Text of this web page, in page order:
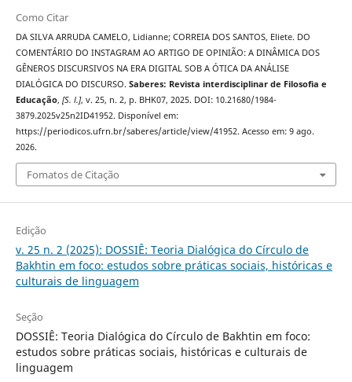
Como Citar
DA SILVA ARRUDA CAMELO, Lidianne; CORREIA DOS SANTOS, Eliete. DO
COMENTÁRIO DO INSTAGRAM AO ARTIGO DE OPINIÃO: A DINÂMICA DOS
GÊNEROS DISCURSIVOS NA ERA DIGITAL SOB A ÓTICA DA ANÁLISE
DIALÓGICA DO DISCURSO. Saberes: Revista interdisciplinar de Filosofia e
Educação, [S. l.], v. 25, n. 2, p. BHK07, 2025. DOI: 10.21680/1984-
3879.2025v25n2ID41952. Disponível em:
https://periodicos.ufrn.br/saberes/article/view/41952. Acesso em: 9 ago.
2026.
Fomatos de Citação
Edição
v. 25 n. 2 (2025): DOSSIÊ: Teoria Dialógica do Círculo de
Bakhtin em foco: estudos sobre práticas sociais, históricas e
culturais de linguagem
Seção
DOSSIÊ: Teoria Dialógica do Círculo de Bakhtin em foco:
estudos sobre práticas sociais, históricas e culturais de
linguagem